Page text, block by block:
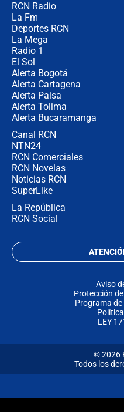
RCN Radio
La Fm
Deportes RCN
La Mega
Radio 1
El Sol
Alerta Bogotá
Alerta Cartagena
Alerta Paisa
Alerta Tolima
Alerta Bucaramanga
Canal RCN
NTN24
RCN Comerciales
RCN Novelas
Noticias RCN
SuperLike
La República
RCN Social
Aviso
Protección
Programa de
LEY
© 2026
Todos los